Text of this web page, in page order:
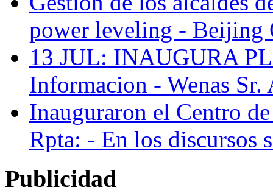
power leveling - Beijing
13 JUL: INAUGURA
Informacion - Wenas
Inauguraron el Centro
Rpta: - En los discursos
Publicidad